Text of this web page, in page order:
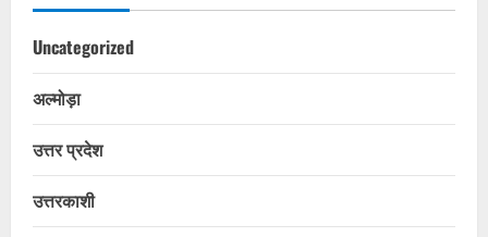
Uncategorized
अल्मोड़ा
उत्तर प्रदेश
उत्तरकाशी